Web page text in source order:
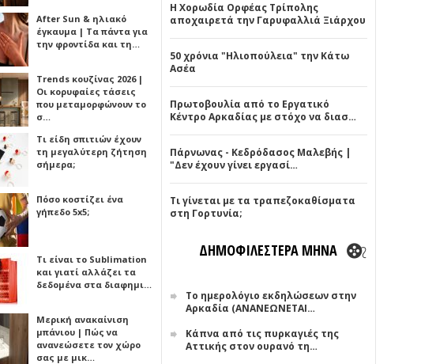
After Sun & ηλιακό
έγκαυμα | Τα πάντα για
την φροντίδα και τη…
Trends κουζίνας 2026 |
Οι κορυφαίες τάσεις
που μεταμορφώνουν το
σ…
Τι είδη σπιτιών έχουν
τη μεγαλύτερη ζήτηση
σήμερα;
Πόσο κοστίζει ένα
γήπεδο 5x5;
Τι είναι το Sublimation
και γιατί αλλάζει τα
δεδομένα στα διαφημι…
Μερική ανακαίνιση
μπάνιου | Πώς να
ανανεώσετε τον χώρο
σας με μικ…
Η Χορωδία Ορφέας Τρίπολης
αποχαιρετά την Γαρυφαλλιά Ξιάρχου
50 χρόνια "Ηλιοπούλεια" την Κάτω
Ασέα
Πρωτοβουλία από το Εργατικό
Κέντρο Αρκαδίας με στόχο να διασ…
Πάρνωνας - Κεδρόδασος Μαλεβής |
"Δεν έχουν γίνει εργασί…
Τι γίνεται με τα τραπεζοκαθίσματα
στη Γορτυνία;
ΔΗΜΟΦΙΛΕΣΤΕΡΑ ΜΗΝΑ
Το ημερολόγιο εκδηλώσεων στην
Αρκαδία (ΑΝΑΝΕΩΝΕΤΑΙ…
Κάπνα από τις πυρκαγιές της
Αττικής στον ουρανό τη…